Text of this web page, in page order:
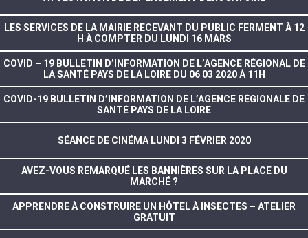
LES SERVICES DE LA MAIRIE RECEVANT DU PUBLIC FERMENT À 12
H À COMPTER DU LUNDI 16 MARS
COVID – 19 BULLETIN D’INFORMATION DE L’AGENCE RÉGIONAL DE
LA SANTÉ PAYS DE LA LOIRE DU 06 03 2020 À 11H
COVID-19 BULLETIN D’INFORMATION DE L’AGENCE RÉGIONALE DE
SANTÉ PAYS DE LA LOIRE
SÉANCE DE CINÉMA LUNDI 3 FÉVRIER 2020
AVEZ-VOUS REMARQUÉ LES BANNIÈRES SUR LA PLACE DU
MARCHÉ ?
APPRENDRE À CONSTRUIRE UN HÔTEL À INSECTES – ATELIER
GRATUIT